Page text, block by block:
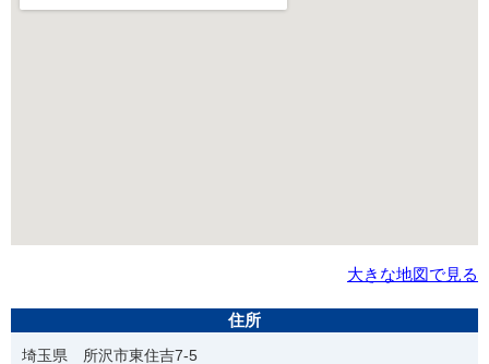
大きな地図で見る
住所
埼玉県 所沢市東住吉7-5